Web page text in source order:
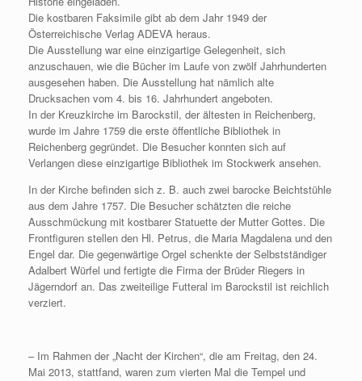
Die kostbaren Faksimile gibt ab dem Jahr 1949 der
Österreichische Verlag ADEVA heraus.
Die Ausstellung war eine einzigartige Gelegenheit, sich
anzuschauen, wie die Bücher im Laufe von zwölf Jahrhunderten
ausgesehen haben. Die Ausstellung hat nämlich alte
Drucksachen vom 4. bis 16. Jahrhundert angeboten.
In der Kreuzkirche im Barockstil, der ältesten in Reichenberg,
wurde im Jahre 1759 die erste öffentliche Bibliothek in
Reichenberg gegründet. Die Besucher konnten sich auf
Verlangen diese einzigartige Bibliothek im Stockwerk ansehen.
In der Kirche befinden sich z. B. auch zwei barocke Beichtstühle
aus dem Jahre 1757. Die Besucher schätzten die reiche
Ausschmückung mit kostbarer Statuette der Mutter Gottes. Die
Frontfiguren stellen den Hl. Petrus, die Maria Magdalena und den
Engel dar. Die gegenwärtige Orgel schenkte der Selbstständiger
Adalbert Würfel und fertigte die Firma der Brüder Riegers in
Jägerndorf an. Das zweiteilige Futteral im Barockstil ist reichlich
verziert.
– Im Rahmen der „Nacht der Kirchen“, die am Freitag, den 24.
Mai 2013, stattfand, waren zum vierten Mal die Tempel und